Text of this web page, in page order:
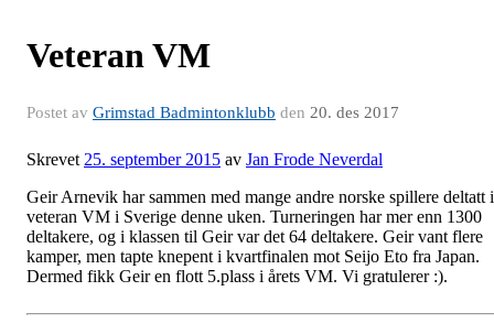
Veteran VM
Postet av Grimstad Badmintonklubb den 20. des 2017
Skrevet 25. september 2015 av Jan Frode Neverdal
Geir Arnevik har sammen med mange andre norske spillere deltatt i
veteran VM i Sverige denne uken. Turneringen har mer enn 1300
deltakere, og i klassen til Geir var det 64 deltakere. Geir vant flere
kamper, men tapte knepent i kvartfinalen mot Seijo Eto fra Japan.
Dermed fikk Geir en flott 5.plass i årets VM. Vi gratulerer :).